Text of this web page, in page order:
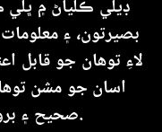
ڊيلي ڪلياڻ ۾ ڀلي
بصيرتون، ۽
لاءِ توهان جو قابل
اسان جو مشن
صحيح ۽ بروقت خبرون پهچائڻ آهي.